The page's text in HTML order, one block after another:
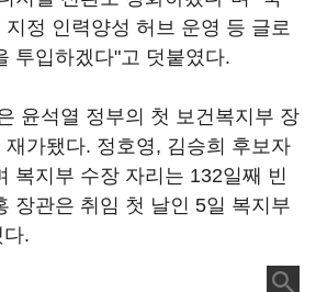
정 인력양성 허브 운영 등 글로
투입하겠다"고 덧붙였다.
윤석열 정부의 첫 보건복지부 장
가됐다. 정호영, 김승희 후보자
복지부 수장 자리는 132일째 빈
장관은 취임 첫 날인 5일 복지부
.